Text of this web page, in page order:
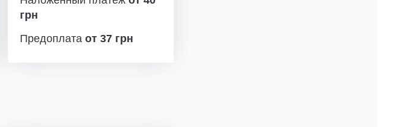
грн
Предоплатаот 37 грн